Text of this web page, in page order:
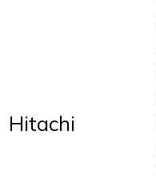
Hitachi